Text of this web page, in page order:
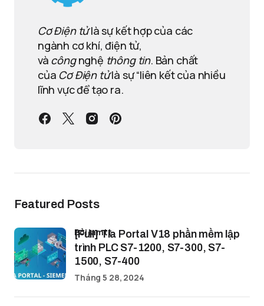
Cơ Điện tửlà sự kết hợp của các
ngành cơ khí, điện tử,
và côngnghệ thông tin. Bản chất
của Cơ Điện tửlà sự “liên kết của nhiều
lĩnh vực để tạo ra.
Featured Posts
[Full] Tia Portal V18 phần mềm lập
trình PLC S7-1200, S7-300, S7-
1500, S7-400
bởi lamtt
Tháng 5 28, 2024